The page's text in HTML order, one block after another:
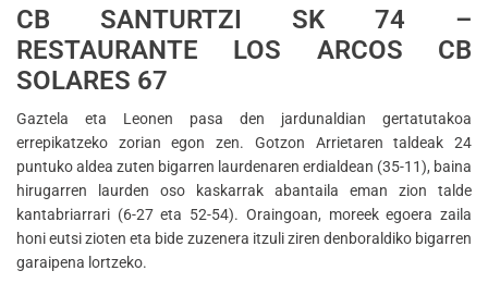
CB SANTURTZI SK 74 –
RESTAURANTE LOS ARCOS CB
SOLARES 67
Gaztela eta Leonen pasa den jardunaldian gertatutakoa
errepikatzeko zorian egon zen. Gotzon Arrietaren taldeak 24
puntuko aldea zuten bigarren laurdenaren erdialdean (35-11), baina
hirugarren laurden oso kaskarrak abantaila eman zion talde
kantabriarrari (6-27 eta 52-54). Oraingoan, moreek egoera zaila
honi eutsi zioten eta bide zuzenera itzuli ziren denboraldiko bigarren
garaipena lortzeko.